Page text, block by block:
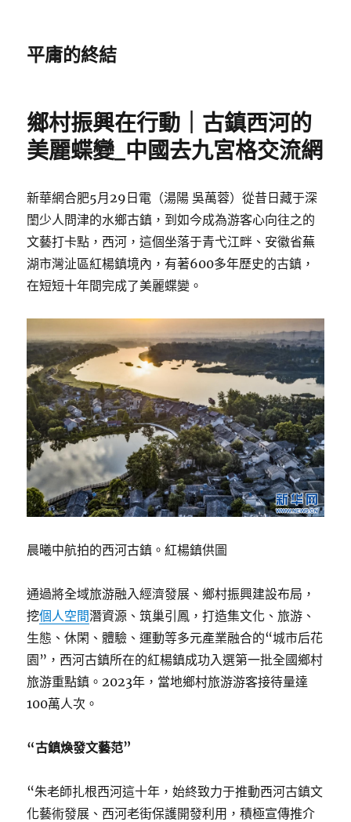
平庸的終結
鄉村振興在行動｜古鎮西河的
美麗蝶變_中國去九宮格交流網
新華網合肥5月29日電（湯陽 吳萬蓉）從昔日藏于深
閨少人問津的水鄉古鎮，到如今成為游客心向往之的
文藝打卡點，西河，這個坐落于青弋江畔、安徽省蕪
湖市灣沚區紅楊鎮境內，有著600多年歷史的古鎮，
在短短十年間完成了美麗蝶變。
晨曦中航拍的西河古鎮。紅楊鎮供圖
通過將全域旅游融入經濟發展、鄉村振興建設布局，
挖個人空間潛資源、筑巢引鳳，打造集文化、旅游、
生態、休閑、體驗、運動等多元產業融合的“城市后花
園”，西河古鎮所在的紅楊鎮成功入選第一批全國鄉村
旅游重點鎮。2023年，當地鄉村旅游游客接待量達
100萬人次。
“古鎮煥發文藝范”
“朱老師扎根西河這十年，始終致力于推動西河古鎮文
化藝術發展、西河老街保護開發利用，積極宣傳推介